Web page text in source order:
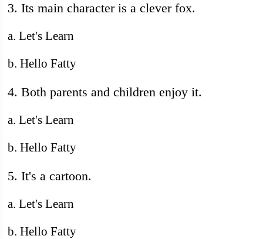
3. Its main character is a clever fox.
a. Let's Learn
b. Hello Fatty
4. Both parents and children enjoy it.
a. Let's Learn
b. Hello Fatty
5. It's a cartoon.
a. Let's Learn
b. Hello Fatty